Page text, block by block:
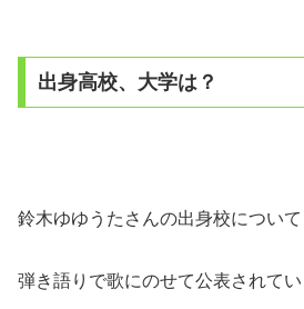
出身高校、大学は？
鈴木ゆゆうたさんの出身校について
弾き語りで歌にのせて公表されて